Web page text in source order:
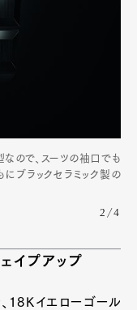
ので、スーツの袖口でも
ブラックセラミック製の
2/4
イプアップ
18Ｋイエローゴール